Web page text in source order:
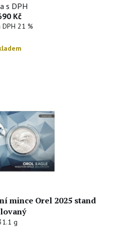
s DPH
Kč
DPH 21 %
mince Orel 2025 stand
g